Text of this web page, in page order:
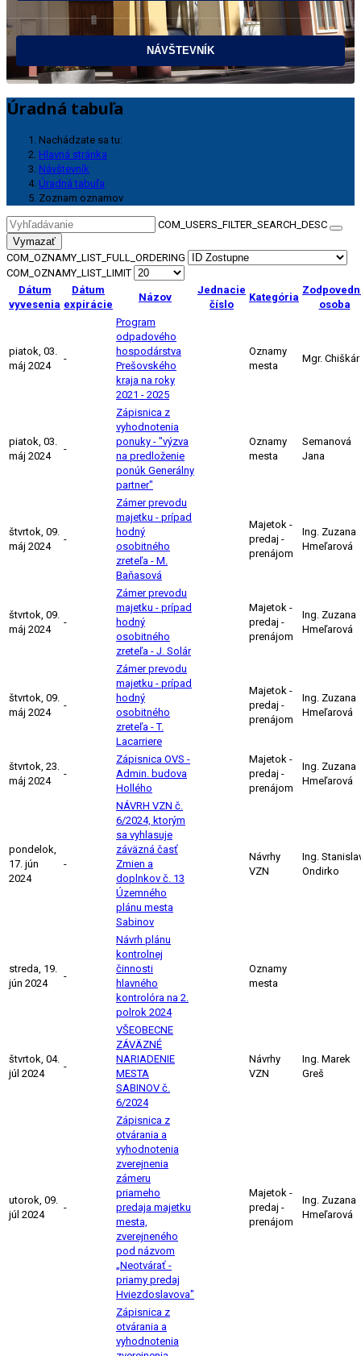
Úradná tabuľa
Nachádzate sa tu:
Hlavná stránka
Návštevník
Úradná tabuľa
Zoznam oznamov
COM_USERS_FILTER_SEARCH_DESC
Vymazať
COM_OZNAMY_LIST_FULL_ORDERING
COM_OZNAMY_LIST_LIMIT
Dátum
vyvesenia
Dátum
expirácie
Názov
Jednacie
číslo
Kategória
osoba
piatok, 03.
máj 2024
-
Program
odpadového
hospodárstva
Prešovského
kraja na roky
2021 - 2025
Oznamy
mesta
Mgr. Chiškár
piatok, 03.
máj 2024
-
Zápisnica z
vyhodnotenia
ponuky - "výzva
na predloženie
ponúk Generálny
partner"
Oznamy
mesta
Semanová
Jana
štvrtok, 09.
máj 2024
-
Zámer prevodu
majetku - prípad
hodný
osobitného
zreteľa - M.
Baňasová
Majetok -
predaj -
prenájom
Ing. Zuzana
Hmeľarová
štvrtok, 09.
máj 2024
-
Zámer prevodu
majetku - prípad
hodný
osobitného
zreteľa - J. Solár
Majetok -
predaj -
prenájom
Ing. Zuzana
Hmeľarová
štvrtok, 09.
máj 2024
-
Zámer prevodu
majetku - prípad
hodný
osobitného
zreteľa - T.
Lacarriere
Majetok -
predaj -
prenájom
Ing. Zuzana
Hmeľarová
štvrtok, 23.
máj 2024
-
Zápisnica OVS -
Admin. budova
Hollého
Majetok -
predaj -
prenájom
Ing. Zuzana
Hmeľarová
pondelok,
17. jún
2024
-
NÁVRH VZN č.
6/2024, ktorým
sa vyhlasuje
záväzná časť
Zmien a
doplnkov č. 13
Územného
plánu mesta
Sabinov
Návrhy
VZN
Ing.
Ondirko
streda, 19.
jún 2024
-
Návrh plánu
kontrolnej
činnosti
hlavného
kontrolóra na 2.
polrok 2024
Oznamy
mesta
štvrtok, 04.
júl 2024
-
VŠEOBECNE
ZÁVÄZNÉ
NARIADENIE
MESTA
SABINOV č.
6/2024
Návrhy
VZN
Ing. Marek
Greš
utorok, 09.
júl 2024
-
Zápisnica z
otvárania a
vyhodnotenia
zverejnenia
zámeru
priameho
predaja majetku
mesta,
zverejneného
pod názvom
„Neotvárať -
priamy predaj
Hviezdoslavova"
Majetok -
predaj -
prenájom
Ing. Zuzana
Hmeľarová
Zápisnica z
otvárania a
vyhodnotenia